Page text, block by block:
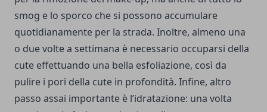
smog e lo sporco che si possono accumulare
quotidianamente per la strada. Inoltre, almeno una
o due volte a settimana è necessario occuparsi della
cute effettuando una bella esfoliazione, così da
pulire i pori della cute in profondità. Infine, altro
passo assai importante è l’idratazione: una volta